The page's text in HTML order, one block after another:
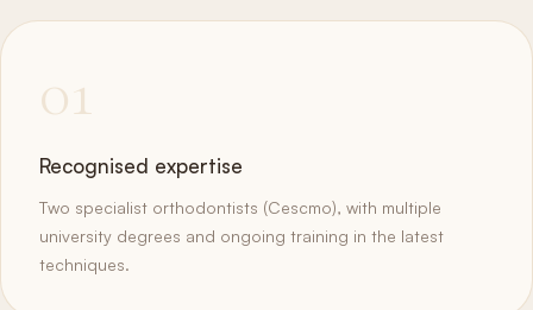
01
Recognised expertise
Two specialist orthodontists (Cescmo), with multiple
university degrees and ongoing training in the latest
techniques.